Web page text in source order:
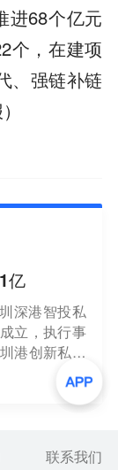
进68个亿元
个，在建项
、强链补链
亿
深港智投私
立，执行事
港创新私募
额21亿人民
资、投资管
该基金由深
联系我们